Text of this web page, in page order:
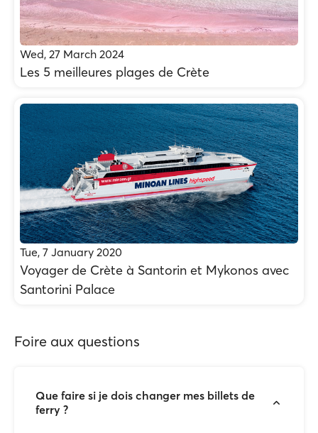
Wed, 27 March 2024
Les 5 meilleures plages de Crète
Tue, 7 January 2020
Voyager de Crète à Santorin et Mykonos avec
Santorini Palace
Foire aux questions
Que faire si je dois changer mes billets de
ferry ?